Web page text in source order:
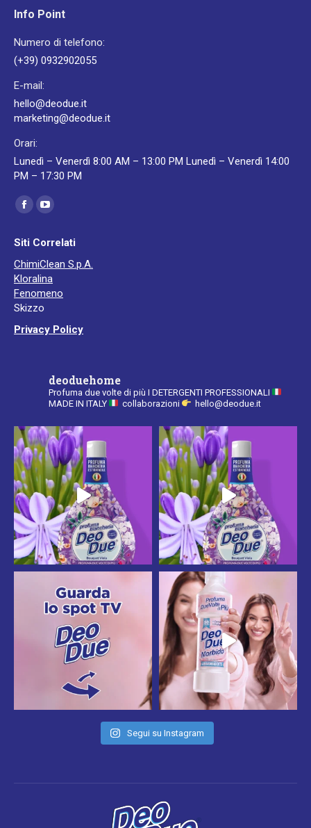
Info Point
Numero di telefono:
(+39) 0932902055
E-mail:
hello@deodue.it
marketing@deodue.it
Orari:
Lunedì – Venerdì 8:00 AM – 13:00 PM Lunedì – Venerdì 14:00
PM – 17:30 PM
Ci puoi trovare su:
Facebook
opens
in
new
window
YouTube
opens
in
new
Siti Correlati
ChimiClean S.p.A.
Kloralina
Fenomeno
Skizzo
Privacy Policy
deoduehome
Profuma due volte di più I DETERGENTI PROFESSIONALI
MADE IN ITALY
collaborazioni hello@deodue.it
Segui su Instagram